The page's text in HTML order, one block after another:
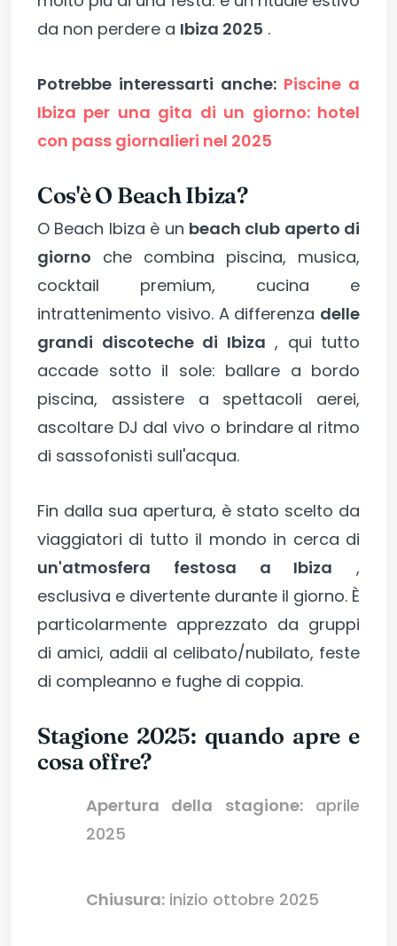
da non perdere a Ibiza 2025 .
Potrebbe interessarti anche: Piscine a
Ibiza per una gita di un giorno: hotel
con pass giornalieri nel 2025
Cos'è O Beach Ibiza?
O Beach Ibiza è un beach club aperto di
giorno che combina piscina, musica,
cocktail premium, cucina e
intrattenimento visivo. A differenza delle
grandi discoteche di Ibiza , qui tutto
accade sotto il sole: ballare a bordo
piscina, assistere a spettacoli aerei,
ascoltare DJ dal vivo o brindare al ritmo
di sassofonisti sull'acqua.
Fin dalla sua apertura, è stato scelto da
viaggiatori di tutto il mondo in cerca di
un'atmosfera festosa a Ibiza ,
esclusiva e divertente durante il giorno. È
particolarmente apprezzato da gruppi
di amici, addii al celibato/nubilato, feste
di compleanno e fughe di coppia.
Stagione 2025: quando apre e
cosa offre?
Apertura della stagione:aprile
2025
Chiusura: inizio ottobre 2025